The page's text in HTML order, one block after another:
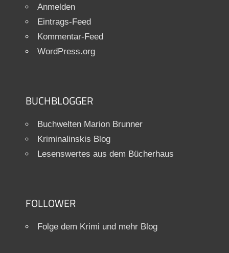
Anmelden
Eintrags-Feed
Kommentar-Feed
WordPress.org
BUCHBLOGGER
Buchwelten Marion Brunner
Kriminalinskis Blog
Lesenswertes aus dem Bücherhaus
FOLLOWER
Folge dem Krimi und mehr Blog